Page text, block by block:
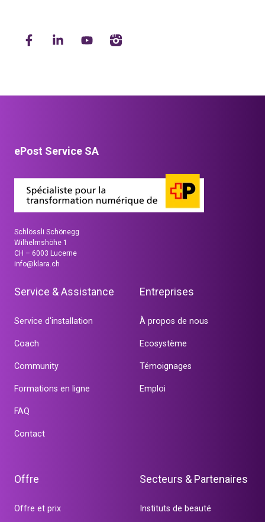
ePost Service SA
Schlössli Schönegg
Wilhelmshöhe 1
CH – 6003 Lucerne
info@klara.ch
Service & Assistance
Service d'installation
Coach
Community
Formations en ligne
FAQ
Contact
Entreprises
À propos de nous
Ecosystème
Témoignages
Emploi
Offre
Offre et prix
Secteurs & Partenaires
Instituts de beauté